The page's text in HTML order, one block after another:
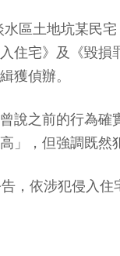
區土地坑某民
住宅》及《毀
獲偵辦。
說之前的行為
」，但強調既然
，依涉犯侵入住